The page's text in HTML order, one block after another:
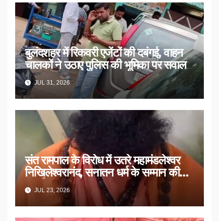
बुलंदशहर में रिकवरी एजेंटों की दबंगई, वाहन
चालकों ने उठाए पुलिस की भूमिका पर सवाल
JUL 31, 2026
संत रामपाल के विरोध में उतरे महामंडलेश्वर
निखिलेश्वरानंद, सनातन धर्म के सम्मान की
उठाई मांग
JUL 23, 2026